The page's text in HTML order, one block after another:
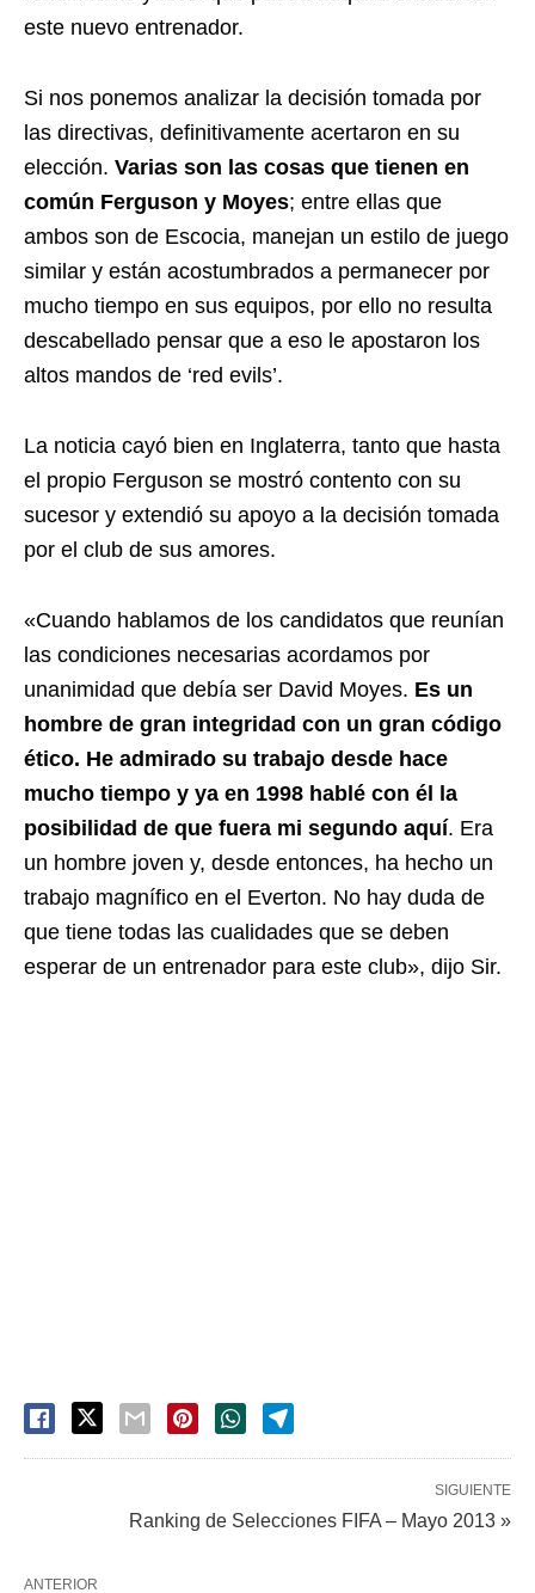
este nuevo entrenador.
Si nos ponemos analizar la decisión tomada por
las directivas, definitivamente acertaron en su
elección. Varias son las cosas que tienen en
común Ferguson y Moyes; entre ellas que
ambos son de Escocia, manejan un estilo de juego
similar y están acostumbrados a permanecer por
mucho tiempo en sus equipos, por ello no resulta
descabellado pensar que a eso le apostaron los
altos mandos de ‘red evils’.
La noticia cayó bien en Inglaterra, tanto que hasta
el propio Ferguson se mostró contento con su
sucesor y extendió su apoyo a la decisión tomada
por el club de sus amores.
«Cuando hablamos de los candidatos que reunían
las condiciones necesarias acordamos por
unanimidad que debía ser David Moyes. Es un
hombre de gran integridad con un gran código
ético. He admirado su trabajo desde hace
mucho tiempo y ya en 1998 hablé con él la
posibilidad de que fuera mi segundo aquí. Era
un hombre joven y, desde entonces, ha hecho un
trabajo magnífico en el Everton. No hay duda de
que tiene todas las cualidades que se deben
esperar de un entrenador para este club», dijo Sir.
SIGUIENTE
Ranking de Selecciones FIFA – Mayo 2013 »
ANTERIOR